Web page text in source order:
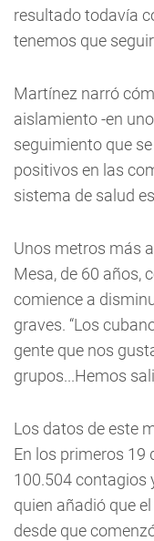
resultado todavía
tenemos que
Martínez narró
aislamiento -en
seguimiento que
positivos en las
sistema de salud
Unos metros más
Mesa, de 60 años,
comience a
graves. “Los
gente que nos
grupos...Hemos
Los datos de este
En los primeros 19
100.504 contagios
quien añadió que
desde que